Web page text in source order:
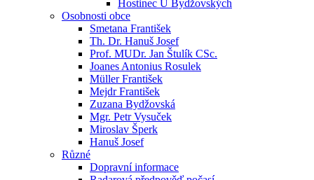
Hostinec U Bydžovských
Osobnosti obce
Smetana František
Th. Dr. Hanuš Josef
Prof. MUDr. Jan Štulík CSc.
Joanes Antonius Rosulek
Müller František
Mejdr František
Zuzana Bydžovská
Mgr. Petr Vysuček
Miroslav Šperk
Hanuš Josef
Různé
Dopravní informace